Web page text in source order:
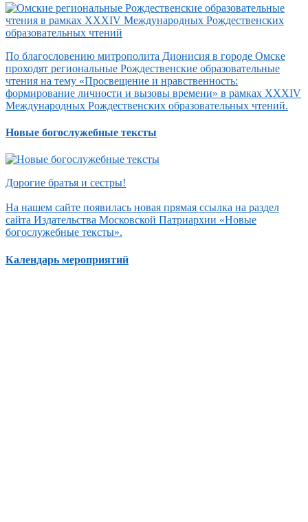
По благословению митрополита Дионисия в городе Омске
проходят региональные Рождественские образовательные
чтения на тему «Просвещение и нравственность:
формирование личности и вызовы времени» в рамках XXXIV
Международных Рождественских образовательных чтений.
Новые богослужебные тексты
Дорогие братья и сестры!
На нашем сайте появилась новая прямая ссылка на раздел
сайта Издательства Московской Патриархии «Новые
богослужебные тексты».
Календарь мероприятий